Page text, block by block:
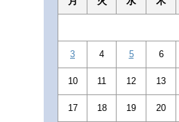
3 4 5 6
10 11 12 13
17 18 19 20